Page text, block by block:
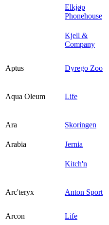
Elkjøp
Phonehouse
Kjell &
Company
Aptus Dyrego Zoo
Aqua Oleum Life
Ara Skoringen
Arabia
Jernia
Kitch'n
Arc'teryx Anton Sport
Arcon
Life